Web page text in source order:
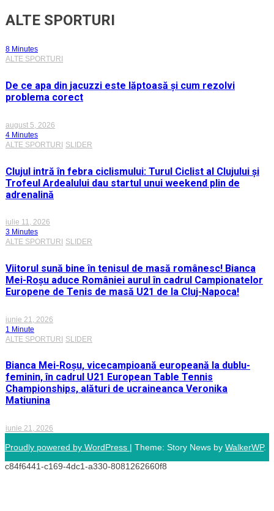
ALTE SPORTURI
8 Minutes
ALTE SPORTURI
De ce apa din jacuzzi este lăptoasă și cum rezolvi
problema corect
august 5, 2026
4 Minutes
ALTE SPORTURI SLIDER
Clujul intră în febra ciclismului: Turul Ciclist al Clujului și
Trofeul Ardealului dau startul unui weekend plin de
adrenalină
iulie 11, 2026
3 Minutes
ALTE SPORTURI
SLIDER
Viitorul sună bine în tenisul de masă românesc! Bianca
Mei-Roșu aduce României aurul în cadrul Campionatelor
Europene de Tenis de masă U21 de la Cluj-Napoca!
iunie 21, 2026
1 Minute
ALTE SPORTURI SLIDER
Bianca Mei-Roșu, vicecampioană europeană la dublu-
feminin, în cadrul U21 European Table Tennis
Championships, alături de ucraineanca Veronika
Matiunina
iunie 21, 2026
Proudly powered by WordPress | Theme: Story News by WalkerWP.
c84f6441-c169-4dc1-a330-8081262660f8